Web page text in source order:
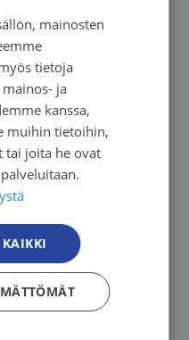
webinaarit
toivoa
FINNISH
mainosten
tietoja
ja
kanssa,
muihin tietoihin,
tai joita he ovat
KAIKKI